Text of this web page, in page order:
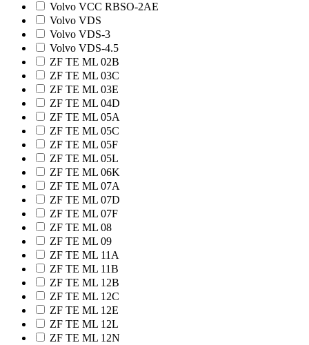
Volvo VCC RBSO-2AE
Volvo VDS
Volvo VDS-3
Volvo VDS-4.5
ZF TE ML 02B
ZF TE ML 03C
ZF TE ML 03E
ZF TE ML 04D
ZF TE ML 05A
ZF TE ML 05C
ZF TE ML 05F
ZF TE ML 05L
ZF TE ML 06K
ZF TE ML 07A
ZF TE ML 07D
ZF TE ML 07F
ZF TE ML 08
ZF TE ML 09
ZF TE ML 11A
ZF TE ML 11B
ZF TE ML 12B
ZF TE ML 12C
ZF TE ML 12E
ZF TE ML 12L
ZF TE ML 12N